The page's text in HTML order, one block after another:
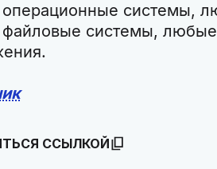
системы,
системы,
ССЫЛКОЙ